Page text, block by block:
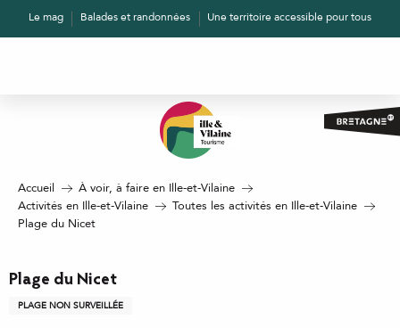
AllerLe mag Balades et randonnées Une territoire accessible pour tous
Accueil
À voir, à faire en Ille-et-Vilaine
Activités en Ille-et-Vilaine
Toutes les activités en Ille-et-Vilaine
Plage du Nicet
Plage du Nicet
PLAGE NON SURVEILLÉE